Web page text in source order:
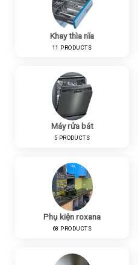
Khay thìa nĩa
11 PRODUCTS
Máy rửa bát
5 PRODUCTS
Phụ kiện roxana
68 PRODUCTS